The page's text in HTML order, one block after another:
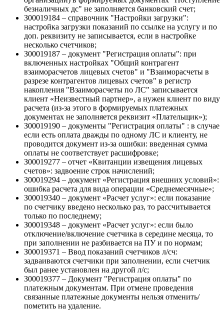
безналичных дс" не заполняется банковский счет;
З00019184 – справочник "Настройки загрузки":
настройка загрузки показаний по ссылке на услугу и по
доп. реквизиту не записывается, если в настройке
несколько счетчиков;
З00019187 – документ "Регистрация оплаты": при
включенных настройках "Общий контрагент
взаиморасчетов лицевых счетов" и "Взаиморасчеты в
разрезе контрагентов лицевых счетов" в регистр
накопления "Взаиморасчеты по ЛС" записывается
клиент «Неизвестный партнер», а нужен клиент по виду
расчета (из-за этого в формируемых платежных
документах не заполняется реквизит «Плательщик»);
З00019190 – документы "Регистрация оплаты" : в случае
если есть оплата дважды по одному ЛС и клиенту, не
проводится документ из-за ошибки: введенная сумма
оплаты не соответствует расшифровке;
З00019277 – отчет «Квитанции извещения лицевых
счетов»: задвоение строк начислений;
З00019294 – документ «Регистрация внешних условий»:
ошибка расчета для вида операции «Среднемесячные»;
З00019340 – документ «Расчет услуг»: если показание
по счетчику введено несколько раз, то рассчитывается
только по последнему;
З00019348 – документ «Расчет услуг»: если было
отключение/включение счетчика в середине месяца, то
при заполнении не разбивается на ПУ и по нормам;
З00019371 – Ввод показаний счетчиков л/сч:
задваиваются счетчики при заполнении, если счетчик
был ранее установлен на другой л/с;
З00019377 – Документ "Регистрация оплаты" по
платежным документам. При отмене проведения
связанные платежные документы нельзя отменить/
пометить на удаление.